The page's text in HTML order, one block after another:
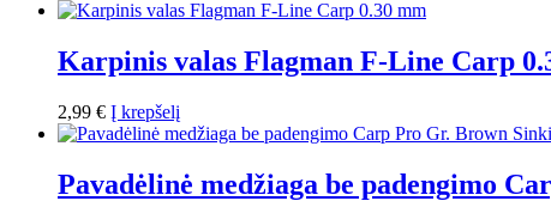
Karpinis valas Flagman F-Line Carp
2,99 € Į krepšelį
Pavadėlinė medžiaga be padengimo